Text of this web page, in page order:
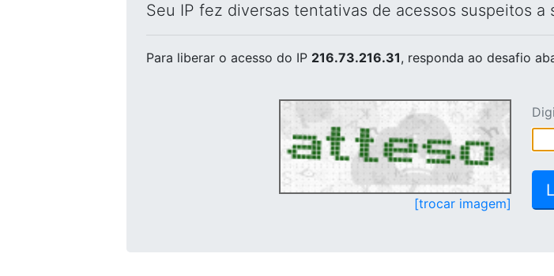
Seu IP fez diversas tentativas de acessos suspeitos a
Para liberar o acesso do IP 216.73.216.31, responda ao desafio
[trocar imagem]